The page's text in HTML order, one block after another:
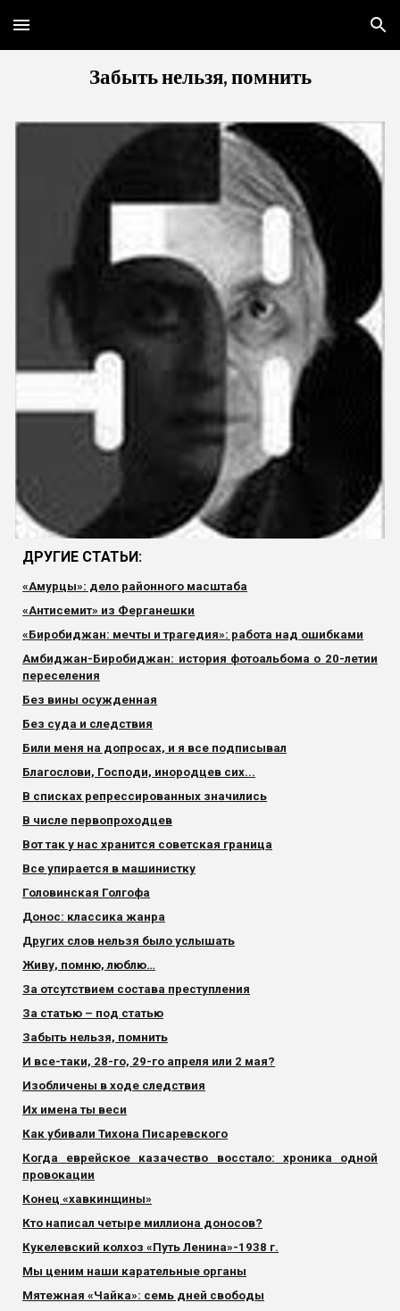
Skip to main content Skip to navigation
Забыть нельзя, помнить
ДРУГИЕ СТАТЬИ:
«Амурцы»: дело районного масштаба
«Антисемит» из Ферганешки
«Биробиджан: мечты и трагедия»: работа над ошибками
Амбиджан-Биробиджан: история фотоальбома о 20-летии
переселения
Без вины осужденная
Без суда и следствия
Били меня на допросах, и я все подписывал
Благослови, Господи, инородцев сих...
В списках репрессированных значились
В числе первопроходцев
Вот так у нас хранится советская граница
Все упирается в машинистку
Головинская Голгофа
Донос: классика жанра
Других слов нельзя было услышать
Живу, помню, люблю…
За отсутствием состава преступления
За статью – под статью
Забыть нельзя, помнить
И все-таки, 28-го, 29-го апреля или 2 мая?
Изобличены в ходе следствия
Их имена ты веси
Как убивали Тихона Писаревского
Когда еврейское казачество восстало: хроника одной
провокации
Конец «хавкинщины»
Кто написал четыре миллиона доносов?
Кукелевский колхоз «Путь Ленина»-1938 г.
Мы ценим наши карательные органы
Мятежная «Чайка»: семь дней свободы